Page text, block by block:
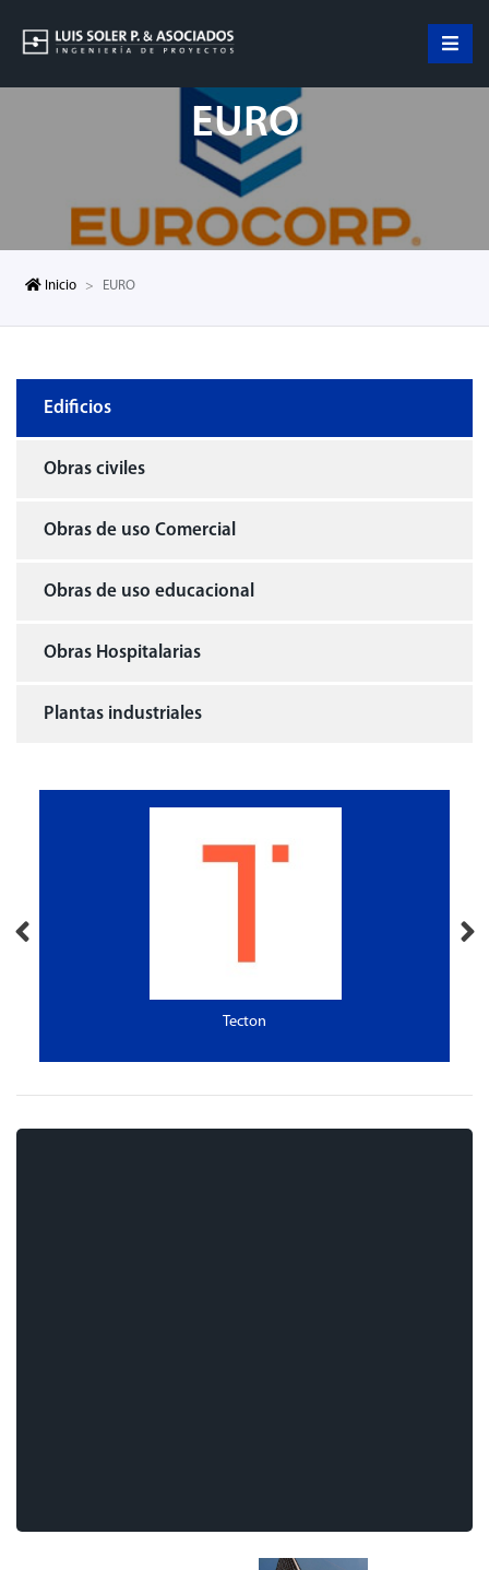
EURO
Inicio EURO
Edificios
Obras civiles
Obras de uso Comercial
Obras de uso educacional
Obras Hospitalarias
Plantas industriales
Tecton